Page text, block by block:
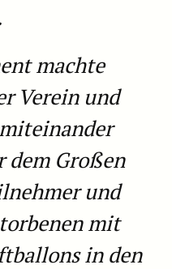
machte
Verein und
dem Großen
und
mit
in den